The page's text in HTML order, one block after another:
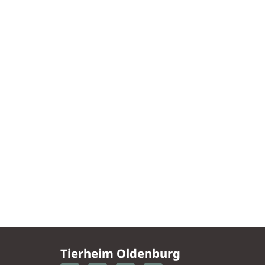
Tierheim Oldenburg